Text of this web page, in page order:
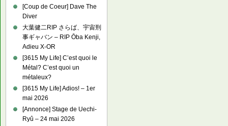
[Coup de Coeur] Dave The
Diver
大葉健二RIP さらば、宇宙刑
事ギャバン – RIP Ōba Kenji,
Adieu X-OR
[3615 My Life] C’est quoi le
Métal? C’est quoi un
métaleux?
[3615 My Life] Adios! – 1er
mai 2026
[Annonce] Stage de Uechi-
Ryû – 24 mai 2026